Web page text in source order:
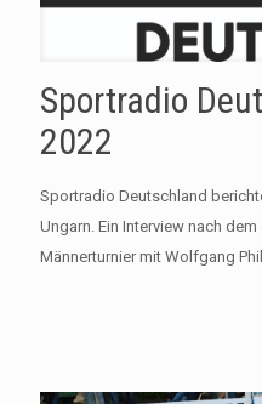
Sportradio
2022
Sportradio Deutschland
Ungarn. Ein Interview nach
Männerturnier mit Wolfgang